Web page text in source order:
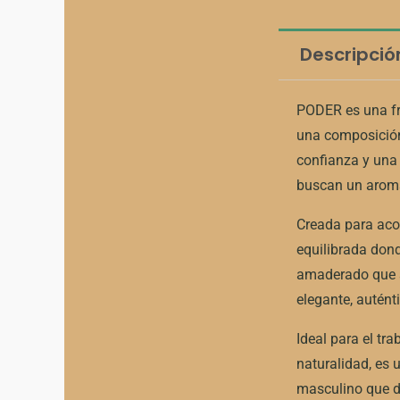
PODER es una
una
confianza y
buscan un
Creada para
equilibrada
amaderado
elegante,
Ideal para el
naturalidad, es
masculino que